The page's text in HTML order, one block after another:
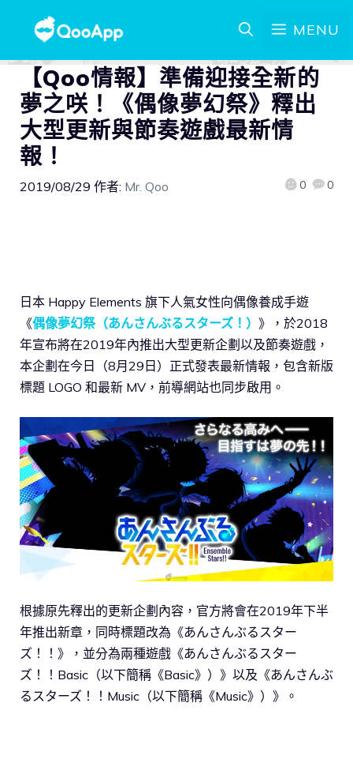
MENU
【Qoo情報】準備迎接全新的
夢之咲！《偶像夢幻祭》釋出
大型更新與節奏遊戲最新情
報！
2019/08/29 作者: Mr. Qoo 0 0
日本 Happy Elements 旗下人氣女性向偶像養成手遊
《偶像夢幻祭（あんさんぶるスターズ！） 》，於2018
年宣布將在2019年內推出大型更新企劃以及節奏遊戲，
本企劃在今日（8月29日）正式發表最新情報，包含新版
標題 LOGO 和最新 MV，前導網站也同步啟用。
根據原先釋出的更新企劃內容，官方將會在2019年下半
年推出新章，同時標題改為《あんさんぶるスター
ズ！！》，並分為兩種遊戲《あんさんぶるスター
ズ！！Basic（以下簡稱《Basic》）》以及《あんさんぶ
るスターズ！！Music（以下簡稱《Music》）》。